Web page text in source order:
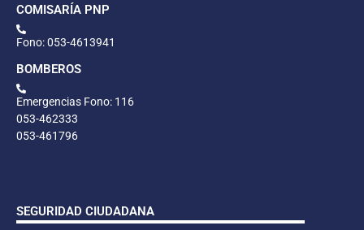
COMISARÍA PNP
Fono: 053-4613941
BOMBEROS
Emergencias Fono: 116
053-462333
053-461796
SEGURIDAD CIUDADANA